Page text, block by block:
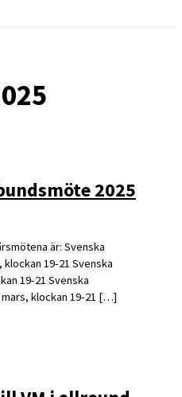
2025
är: Svenska
19-21 Svenska
19-21 Svenska
klockan 19-21 […]